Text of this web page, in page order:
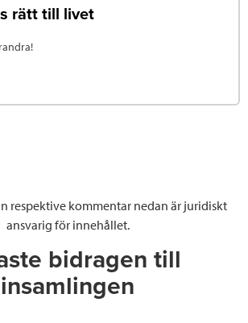
rätt till livet
respektive kommentar nedan är juridiskt
ansvarig för innehållet.
bidragen till
insamlingen